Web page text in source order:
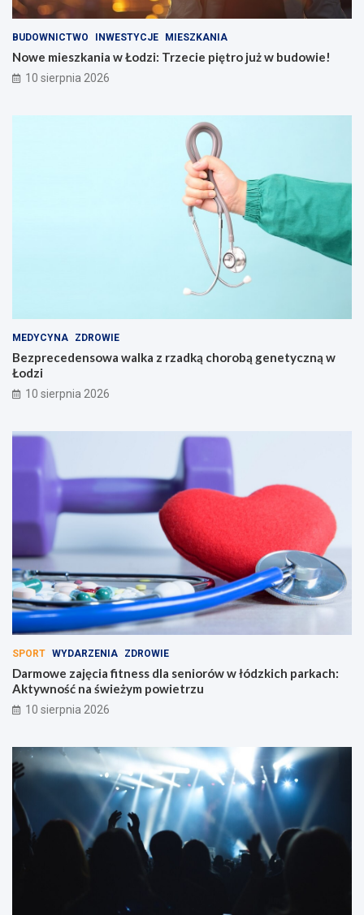
BUDOWNICTWO INWESTYCJE MIESZKANIA
Nowe mieszkania w Łodzi: Trzecie piętro już w budowie!
10 sierpnia 2026
MEDYCYNA ZDROWIE
Bezprecedensowa walka z rzadką chorobą genetyczną w
Łodzi
10 sierpnia 2026
SPORT WYDARZENIA ZDROWIE
Darmowe zajęcia fitness dla seniorów w łódzkich parkach:
Aktywność na świeżym powietrzu
10 sierpnia 2026